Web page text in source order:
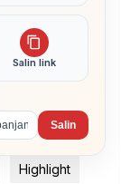
Salin link
Salin
Highlight